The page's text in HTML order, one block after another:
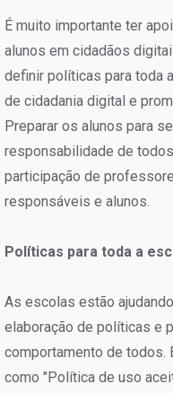
É muito importante ter
alunos em cidadãos
definir políticas para toda
de cidadania digital e
Preparar os alunos para
responsabilidade de
participação de
responsáveis e alunos.
Políticas para toda a
As escolas estão
elaboração de políticas e
comportamento de todos.
como "Política de uso